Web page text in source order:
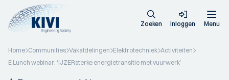
Zoeken Inloggen Menu
Home Communities Vakafdelingen Elektrotechniek Activiteiten
E Lunch webinar: ‘IJZERsterke energietransitie met vuurwerk’